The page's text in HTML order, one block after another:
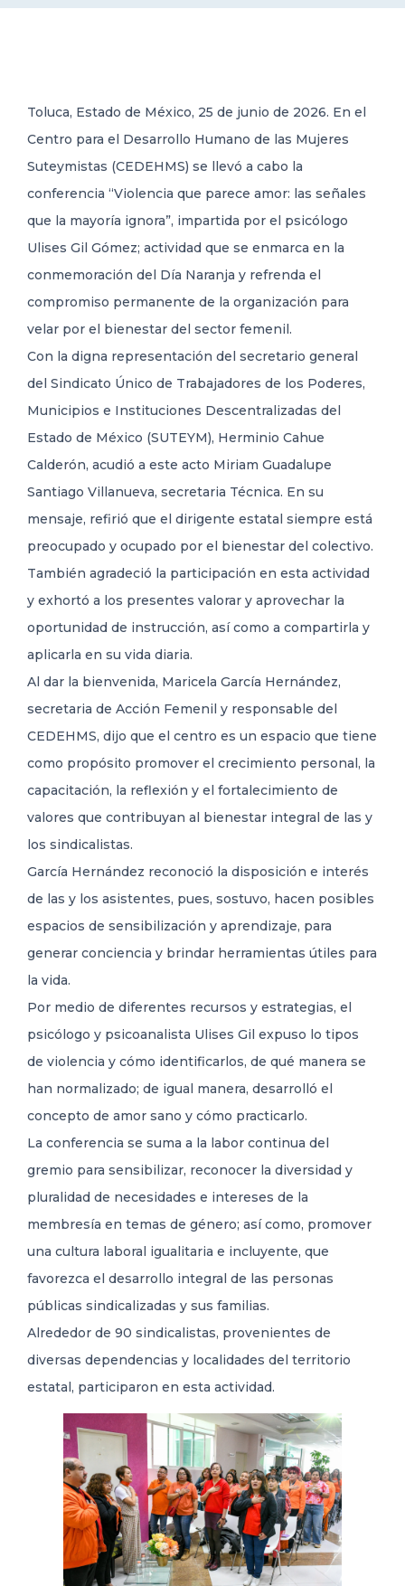
TRANSPARENCIA
Toluca, Estado de México, 25 de junio de 2026. En el
Centro para el Desarrollo Humano de las Mujeres
Suteymistas (CEDEHMS) se llevó a cabo la
conferencia “Violencia que parece amor: las señales
que la mayoría ignora”, impartida por el psicólogo
Ulises Gil Gómez; actividad que se enmarca en la
conmemoración del Día Naranja y refrenda el
compromiso permanente de la organización para
velar por el bienestar del sector femenil.
Con la digna representación del secretario general
del Sindicato Único de Trabajadores de los Poderes,
Municipios e Instituciones Descentralizadas del
Estado de México (SUTEYM), Herminio Cahue
Calderón, acudió a este acto Miriam Guadalupe
Santiago Villanueva, secretaria Técnica. En su
mensaje, refirió que el dirigente estatal siempre está
preocupado y ocupado por el bienestar del colectivo.
También agradeció la participación en esta actividad
y exhortó a los presentes valorar y aprovechar la
oportunidad de instrucción, así como a compartirla y
aplicarla en su vida diaria.
Al dar la bienvenida, Maricela García Hernández,
secretaria de Acción Femenil y responsable del
CEDEHMS, dijo que el centro es un espacio que tiene
como propósito promover el crecimiento personal, la
capacitación, la reflexión y el fortalecimiento de
valores que contribuyan al bienestar integral de las y
los sindicalistas.
García Hernández reconoció la disposición e interés
de las y los asistentes, pues, sostuvo, hacen posibles
espacios de sensibilización y aprendizaje, para
generar conciencia y brindar herramientas útiles para
la vida.
Por medio de diferentes recursos y estrategias, el
psicólogo y psicoanalista Ulises Gil expuso lo tipos
de violencia y cómo identificarlos, de qué manera se
han normalizado; de igual manera, desarrolló el
concepto de amor sano y cómo practicarlo.
La conferencia se suma a la labor continua del
gremio para sensibilizar, reconocer la diversidad y
pluralidad de necesidades e intereses de la
membresía en temas de género; así como, promover
una cultura laboral igualitaria e incluyente, que
favorezca el desarrollo integral de las personas
públicas sindicalizadas y sus familias.
Alrededor de 90 sindicalistas, provenientes de
diversas dependencias y localidades del territorio
estatal, participaron en esta actividad.